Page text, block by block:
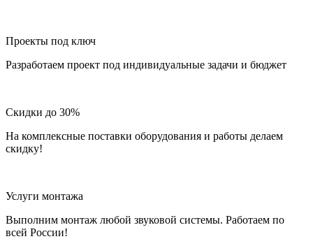
Проекты под ключ
Разработаем проект под индивидуальные задачи и бюджет
Скидки до 30%
На комплексные поставки оборудования и работы делаем
скидку!
Услуги монтажа
Выполним монтаж любой звуковой системы. Работаем по
всей России!